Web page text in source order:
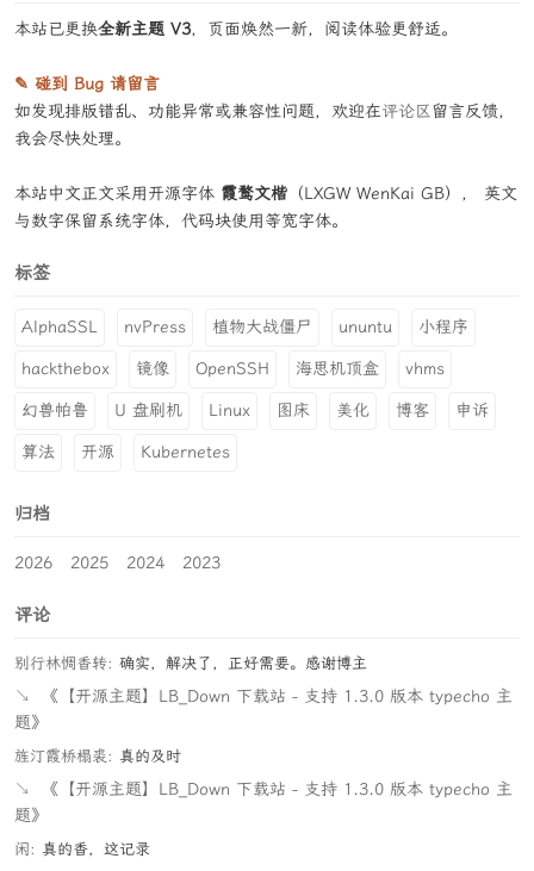
本站已更换全新主题 V3，页面焕然一新，阅读体验更舒适。
✎ 碰到 Bug 请留言
如发现排版错乱、功能异常或兼容性问题，欢迎在评论区留言反馈，
我会尽快处理。
本站中文正文采用开源字体 霞鹜文楷 （LXGW WenKai GB）， 英文
与数字保留系统字体，代码块使用等宽字体。
标签
AlphaSSL nvPress 植物大战僵尸 ununtu 小程序
hackthebox 镜像 OpenSSH 海思机顶盒 vhms
幻兽帕鲁 U 盘刷机 Linux 图床 美化 博客 申诉
算法 开源 Kubernetes
归档
2026 2025 2024 2023
评论
别行林惆香转: 确实，解决了，正好需要。感谢博主
↘
《【开源主题】LB_Down 下载站 - 支持 1.3.0 版本 typecho 主
题》
旌汀霞桥榻裘: 真的及时
↘
《【开源主题】LB_Down 下载站 - 支持 1.3.0 版本 typecho 主
题》
闲: 真的香，这记录